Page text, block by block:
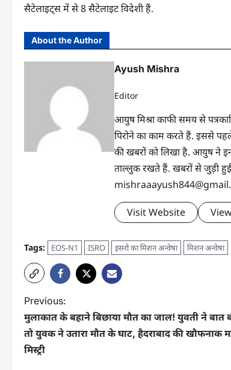
सैटेलाइट्स में से 8 सैटेलाइट विदेशी हैं.
About the Author
Ayush Mishra
Editor
आयुष मिश्रा काफी समय से
पिरोने का काम करते हैं. इससे
की खबरों को लिखा है. आयुष ने
ताल्लुक रखते हैं. खबरों से जुड़ी
Visit Website
Tags: EOS-N1 ISRO इसरो का मिशन अन्वेषा मिशन अन्वेषा
Previous:
मुलाकात के बहाने बिछाया मौत का जाल! युवती ने बात
तो युवक ने उतारा मौत के घाट, हैदराबाद की खौफनाक
मिस्ट्री